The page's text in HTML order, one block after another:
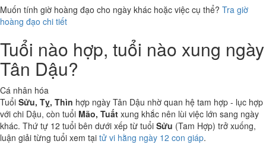
Muốn tính giờ hoàng đạo cho ngày khác hoặc việc cụ thể? Tra giờ
hoàng đạo chi tiết
Tuổi nào hợp, tuổi nào xung ngày
Tân Dậu?
Cá nhân hóa
Tuổi Sửu, Tỵ, Thìn hợp ngày Tân Dậu nhờ quan hệ tam hợp - lục hợp
với chi Dậu, còn tuổi Mão, Tuất xung khắc nên lùi việc lớn sang ngày
khác. Thứ tự 12 tuổi bên dưới xếp từ tuổi Sửu (Tam Hợp) trở xuống,
luận giải từng tuổi xem tại tử vi hằng ngày 12 con giáp.